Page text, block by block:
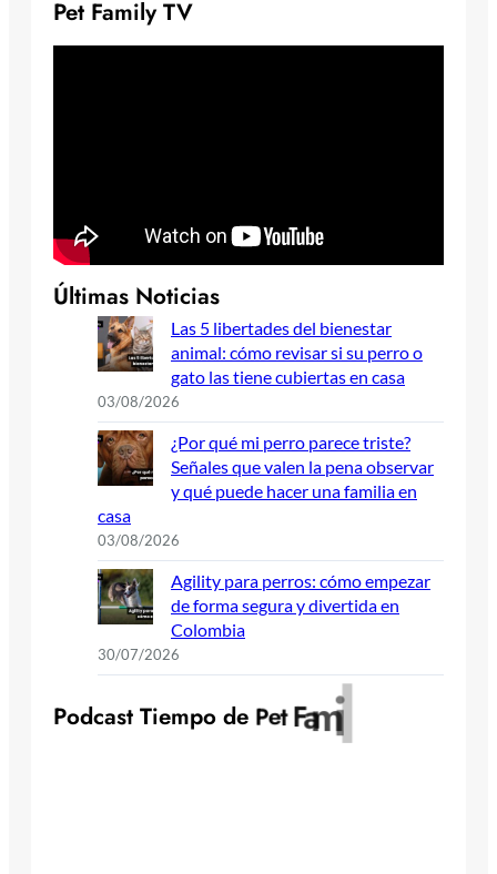
Pet Family TV
Últimas Noticias
Las 5 libertades del bienestar
animal: cómo revisar si su perro o
gato las tiene cubiertas en casa
03/08/2026
¿Por qué mi perro parece triste?
Señales que valen la pena observar
y qué puede hacer una familia en
casa
03/08/2026
Agility para perros: cómo empezar
de forma segura y divertida en
Colombia
30/07/2026
Podcast Tiempo de PetFamil